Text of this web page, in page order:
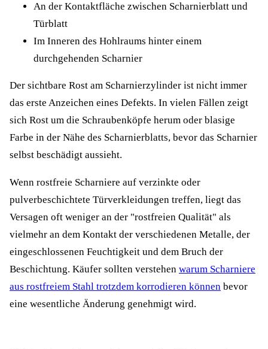
An der Kontaktfläche zwischen Scharnierblatt und
Türblatt
Im Inneren des Hohlraums hinter einem
durchgehenden Scharnier
Der sichtbare Rost am Scharnierzylinder ist nicht immer
das erste Anzeichen eines Defekts. In vielen Fällen zeigt
sich Rost um die Schraubenköpfe herum oder blasige
Farbe in der Nähe des Scharnierblatts, bevor das Scharnier
selbst beschädigt aussieht.
Wenn rostfreie Scharniere auf verzinkte oder
pulverbeschichtete Türverkleidungen treffen, liegt das
Versagen oft weniger an der "rostfreien Qualität" als
vielmehr an dem Kontakt der verschiedenen Metalle, der
eingeschlossenen Feuchtigkeit und dem Bruch der
Beschichtung. Käufer sollten verstehen warum Scharniere
aus rostfreiem Stahl trotzdem korrodieren können bevor
eine wesentliche Änderung genehmigt wird.